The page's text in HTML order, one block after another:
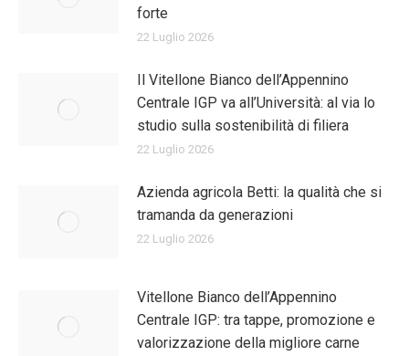
forte
22 Luglio 2026
Il Vitellone Bianco dell’Appennino
Centrale IGP va all’Università: al via lo
studio sulla sostenibilità di filiera
22 Luglio 2026
Azienda agricola Betti: la qualità che si
tramanda da generazioni
22 Luglio 2026
Vitellone Bianco dell’Appennino
Centrale IGP: tra tappe, promozione e
valorizzazione della migliore carne